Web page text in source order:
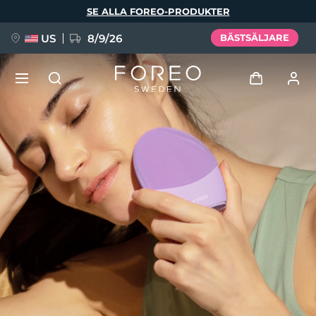
SE ALLA FOREO-PRODUKTER
US 8/9/26 BÄSTSÄLJARE
Användarprofil
Mina enheter
Mina beställningar
Mina adresser
Mina prenumerationer
NYHET
FAQ™ Pure Beauty-Tech Elixir
BREAKING NEWS
issa™ Teeth Whitening Set
Språk
English Deutsch
Español
Français
Italiano
Português
Svenska
Русский
Türkçe
简体中文 繁體中文